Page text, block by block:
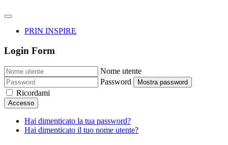
PRIN INSPIRE
Login Form
Nome utente
Password
Mostra password
Ricordami
Accesso
Hai dimenticato la tua password?
Hai dimenticato il tuo nome utente?